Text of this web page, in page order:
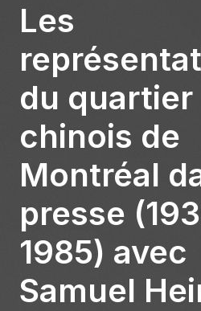
Les
du quartier
chinois de
Montréal
presse
1985) avec
Samuel